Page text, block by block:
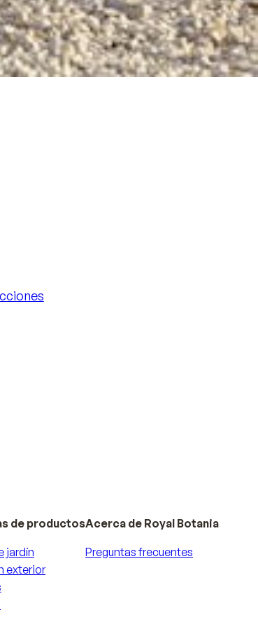
de productos
jardín
exterior
Acerca de Royal Botania
Preguntas frecuentes